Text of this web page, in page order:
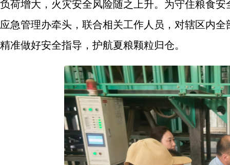
负荷增大，火灾安全风险随之上升。为守住粮食
应急管理办牵头，联合相关工作人员，对辖区内
精准做好安全指导，护航夏粮颗粒归仓。